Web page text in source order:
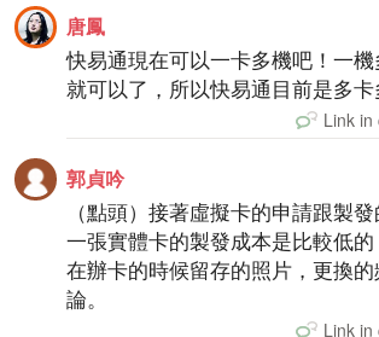
唐鳳
快易通現在可以一卡多機吧！一
就可以了，所以快易通目前是多卡
Link in
郭貞吟
（點頭）接著虛擬卡的申請跟製
一張實體卡的製發成本是比較低
在辦卡的時候留存的照片，更換
論。
Link in